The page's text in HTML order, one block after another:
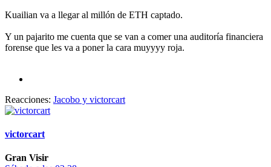
Kuailian va a llegar al millón de ETH captado.
Y un pajarito me cuenta que se van a comer una auditoría financiera
forense que les va a poner la cara muyyyy roja.
Reacciones: Jacobo y victorcart
victorcart
Gran Visir